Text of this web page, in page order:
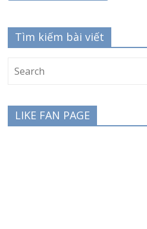
Tìm kiếm bài viết
LIKE FAN PAGE